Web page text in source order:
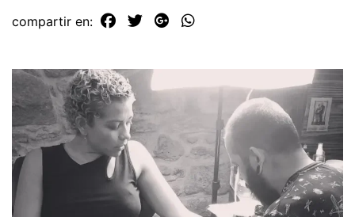
compartir en: